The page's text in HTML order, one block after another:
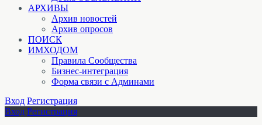
АРХИВЫ
Архив новостей
Архив опросов
ПОИСК
ИМХОДОМ
Правила Сообщества
Бизнес-интеграция
Форма связи с Админами
Вход Регистрация
Вход Регистрация